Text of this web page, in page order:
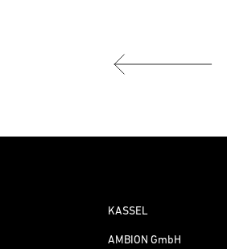
KASSEL
AMBION GmbH